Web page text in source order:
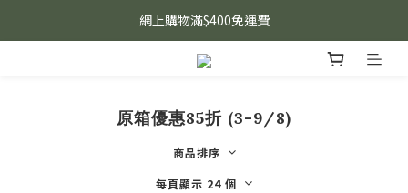
網上購物滿$400免運費
原箱優惠85折 (3-9/8)
商品排序
每頁顯示 24 個